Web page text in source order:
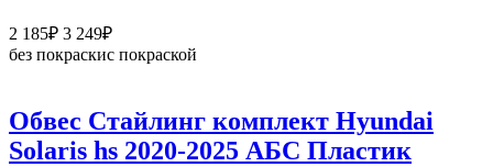
2 185₽ 3 249₽Диапазон
цен:
3
249₽
без покраскис покраской
Обвес Стайлинг комплект Hyundai
Solaris hs 2020-2025 АБС Пластик